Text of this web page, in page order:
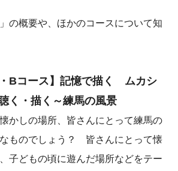
の概要や、ほかのコースについて知
・Bコース】記憶で描く ムカシ
く・描く～練馬の風景
かしの場所、皆さんにとって練馬の
ものでしょう？ 皆さんにとって懐
子どもの頃に遊んだ場所などをテー